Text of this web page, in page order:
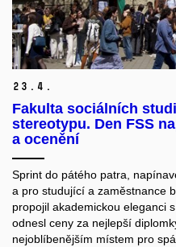
23. 4.
Fakulta sociálních
stereotypu. Den FSS
a ocenění
Sprint do pátého patra,
a pro studující a zaměstnance
propojil akademickou eleganci
odnesl ceny za nejlepší
nejoblíbenějším místem pro